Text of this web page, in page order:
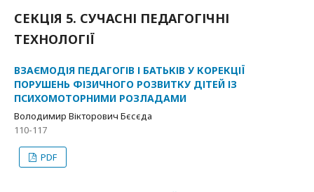
СЕКЦІЯ 5. СУЧАСНІ ПЕДАГОГІЧНІ
ТЕХНОЛОГІЇ
ВЗАЄМОДІЯ ПЕДАГОГІВ І БАТЬКІВ У КОРЕКЦІЇ
ПОРУШЕНЬ ФІЗИЧНОГО РОЗВИТКУ ДІТЕЙ ІЗ
ПСИХОМОТОРНИМИ РОЗЛАДАМИ
Володимир Вікторович Бєсєда
110-117
PDF